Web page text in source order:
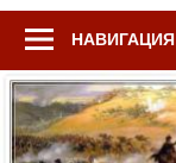
НАВИГАЦИЯ